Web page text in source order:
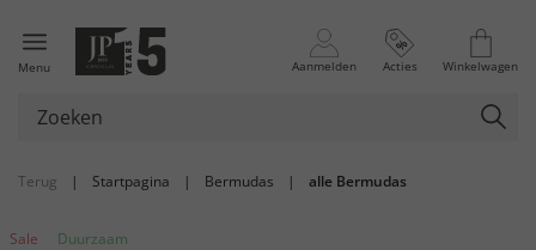
Menu Aanmelden Acties Winkelwagen
Terug | Startpagina | Bermudas | alle Bermudas
Sale Duurzaam